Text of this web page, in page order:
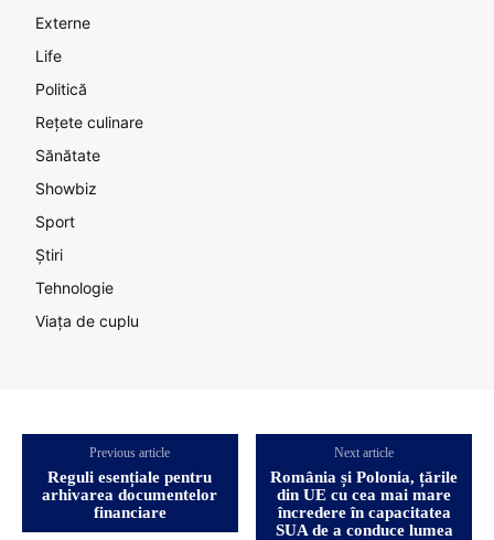
Externe
Life
Politică
Rețete culinare
Sănătate
Showbiz
Sport
Știri
Tehnologie
Viața de cuplu
Previous article
Reguli esențiale pentru
arhivarea documentelor
financiare
Next article
România și Polonia, țările
din UE cu cea mai mare
încredere în capacitatea
SUA de a conduce lumea